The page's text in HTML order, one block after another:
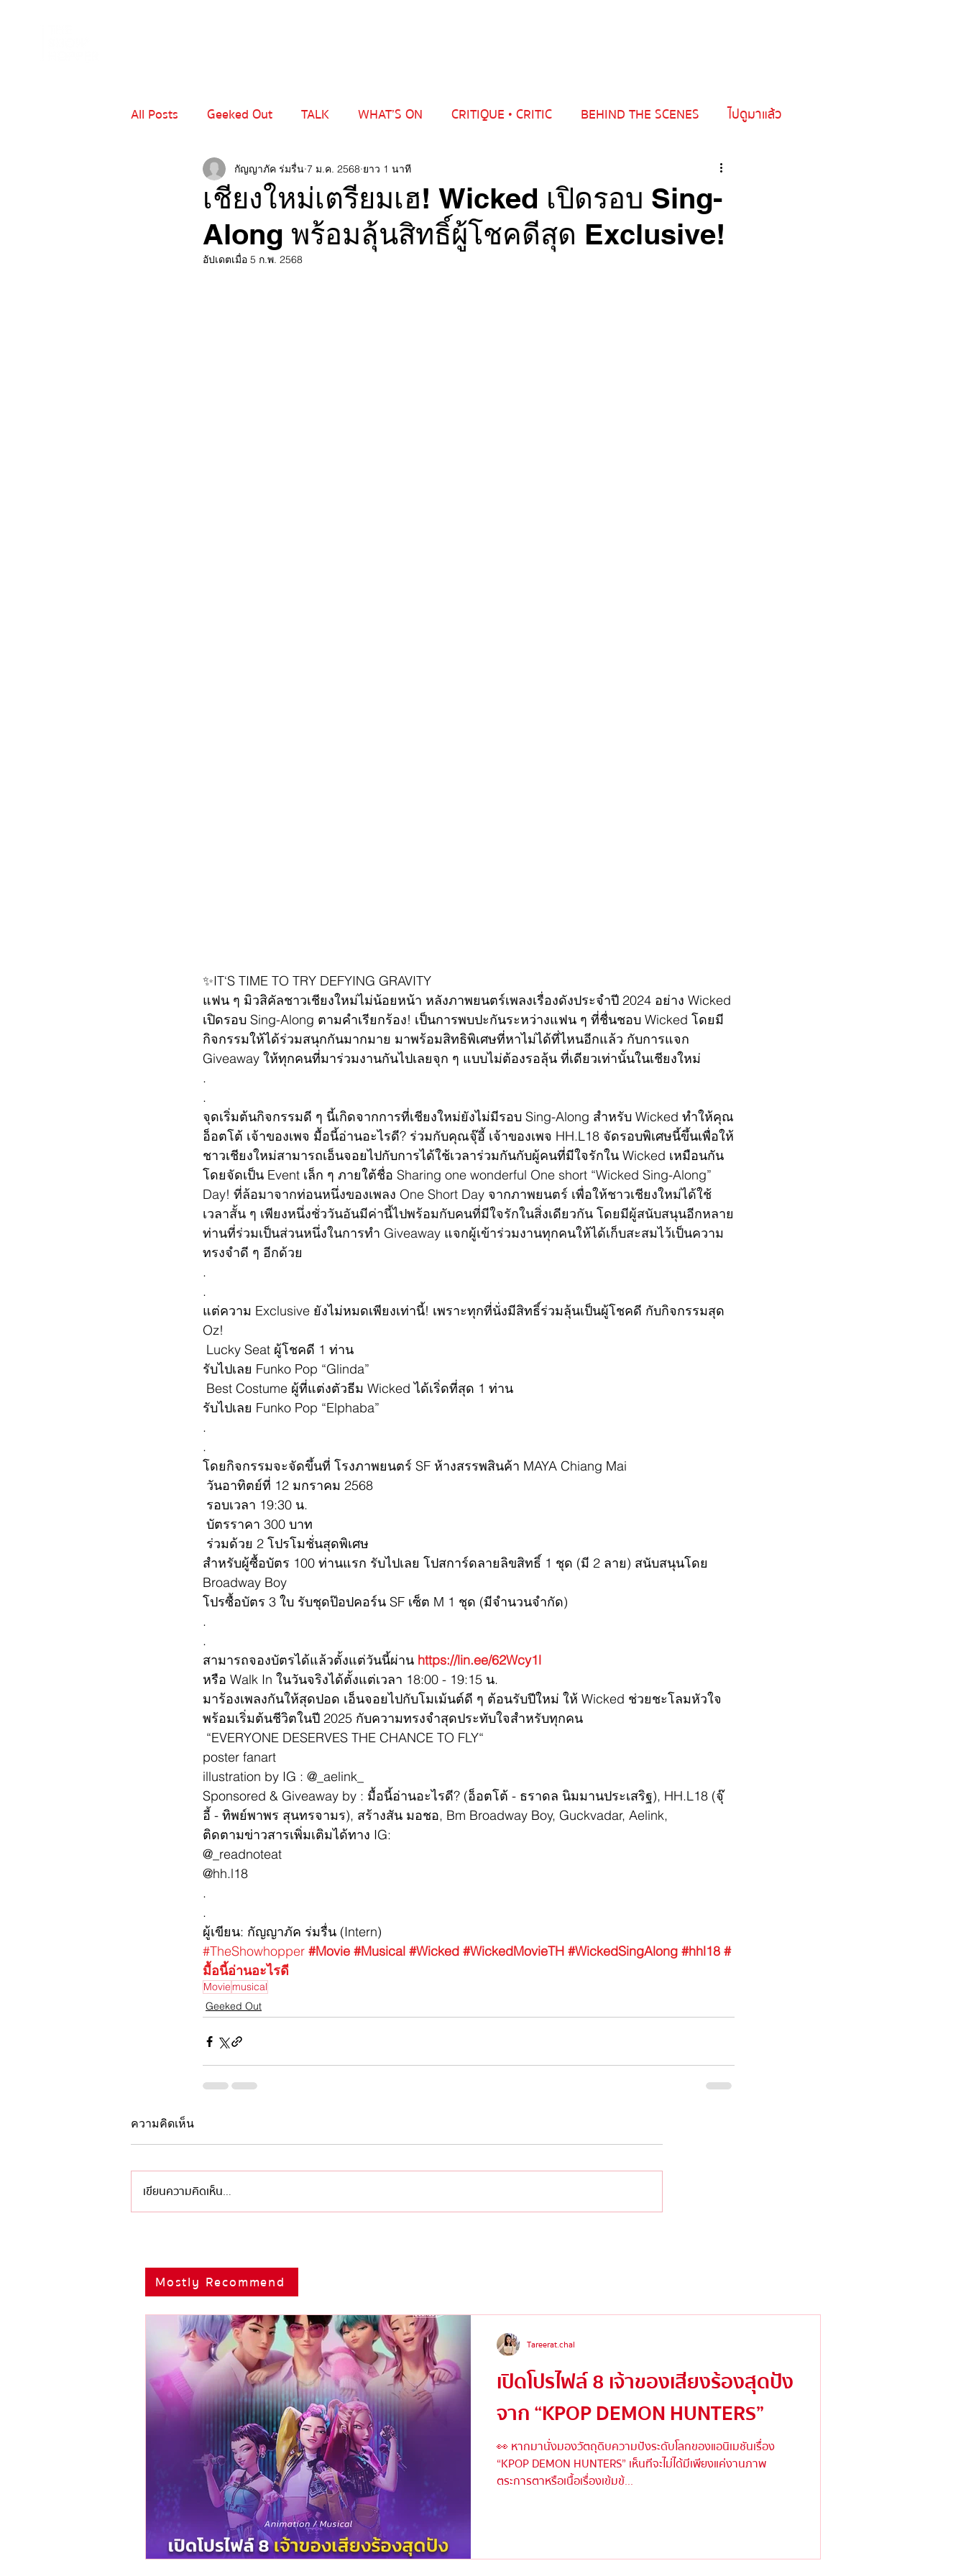
All Posts Geeked Out TALK WHAT’S ON CRITIQUE • CRITIC BEHIND THE SCENES ไปดูมาแล้ว
MIND - CRAFT เปิดโปร
เชียงใหม่เตรียมเฮ! Wicked เปิดรอบ Sing-
Along พร้อมลุ้นสิทธิ์ผู้โชคดีสุด Exclusive!
กัญญาภัค ร่มรื่น 7 ม.ค. 2568 ยาว 1 นาที
อัปเดตเมื่อ 5 ก.พ. 2568
✨IT‘S TIME TO TRY DEFYING GRAVITY
แฟน ๆ มิวสิคัลชาวเชียงใหม่ไม่น้อยหน้า หลังภาพยนตร์เพลงเรื่องดังประจำปี 2024 อย่าง Wicked
เปิดรอบ Sing-Along ตามคำเรียกร้อง! เป็นการพบปะกันระหว่างแฟน ๆ ที่ชื่นชอบ Wicked โดยมี
กิจกรรมให้ได้ร่วมสนุกกันมากมาย มาพร้อมสิทธิพิเศษที่หาไม่ได้ที่ไหนอีกแล้ว กับการแจก
Giveaway ให้ทุกคนที่มาร่วมงานกันไปเลยจุก ๆ แบบไม่ต้องรอลุ้น ที่เดียวเท่านั้นในเชียงใหม่
.
.
จุดเริ่มต้นกิจกรรมดี ๆ นี้เกิดจากการที่เชียงใหม่ยังไม่มีรอบ Sing-Along สำหรับ Wicked ทำให้คุณ
อ็อตโต้ เจ้าของเพจ มื้อนี้อ่านอะไรดี? ร่วมกับคุณจุ๊อี้ เจ้าของเพจ HH.L18 จัดรอบพิเศษนี้ขึ้นเพื่อให้
ชาวเชียงใหม่สามารถเอ็นจอยไปกับการได้ใช้เวลาร่วมกันกับผู้คนที่มีใจรักใน Wicked เหมือนกัน
โดยจัดเป็น Event เล็ก ๆ ภายใต้ชื่อ Sharing one wonderful One short “Wicked Sing-Along”
Day! ที่ล้อมาจากท่อนหนึ่งของเพลง One Short Day จากภาพยนตร์ เพื่อให้ชาวเชียงใหม่ได้ใช้
เวลาสั้น ๆ เพียงหนึ่งชั่ววันอันมีค่านี้ไปพร้อมกับคนที่มีใจรักในสิ่งเดียวกัน โดยมีผู้สนับสนุนอีกหลาย
ท่านที่ร่วมเป็นส่วนหนึ่งในการทำ Giveaway แจกผู้เข้าร่วมงานทุกคนให้ได้เก็บสะสมไว้เป็นความ
ทรงจำดี ๆ อีกด้วย
.
.
แต่ความ Exclusive ยังไม่หมดเพียงเท่านี้! เพราะทุกที่นั่งมีสิทธิ์ร่วมลุ้นเป็นผู้โชคดี กับกิจกรรมสุด
Oz!
Lucky Seat ผู้โชคดี 1 ท่าน
รับไปเลย Funko Pop “Glinda”
Best Costume ผู้ที่แต่งตัวธีม Wicked ได้เริ่ดที่สุด 1 ท่าน
รับไปเลย Funko Pop “Elphaba”
.
.
โดยกิจกรรมจะจัดขึ้นที่ โรงภาพยนตร์ SF ห้างสรรพสินค้า MAYA Chiang Mai
วันอาทิตย์ที่ 12 มกราคม 2568
รอบเวลา 19:30 น.
บัตรราคา 300 บาท
ร่วมด้วย 2 โปรโมชั่นสุดพิเศษ
สำหรับผู้ซื้อบัตร 100 ท่านแรก รับไปเลย โปสการ์ดลายลิขสิทธิ์ 1 ชุด (มี 2 ลาย) สนับสนุนโดย
Broadway Boy
โปรซื้อบัตร 3 ใบ รับชุดป๊อปคอร์น SF เซ็ต M 1 ชุด (มีจำนวนจำกัด)
.
.
สามารถจองบัตรได้แล้วตั้งแต่วันนี้ผ่าน https://lin.ee/62Wcy1l
หรือ Walk In ในวันจริงได้ตั้งแต่เวลา 18:00 - 19:15 น.
มาร้องเพลงกันให้สุดปอด เอ็นจอยไปกับโมเม้นต์ดี ๆ ต้อนรับปีใหม่ ให้ Wicked ช่วยชะโลมหัวใจ
พร้อมเริ่มต้นชีวิตในปี 2025 กับความทรงจำสุดประทับใจสำหรับทุกคน
“EVERYONE DESERVES THE CHANCE TO FLY“
poster fanart
illustration by IG : @_aelink_
Sponsored & Giveaway by : มื้อนี้อ่านอะไรดี? (อ็อตโต้ - ธราดล นิมมานประเสริฐ), HH.L18 (จุ๊
อี้ - ทิพย์พาพร สุนทรจามร), สร้างสัน มอชอ, Bm Broadway Boy, Guckvadar, Aelink,
ติดตามข่าวสารเพิ่มเติมได้ทาง IG:
@_readnoteat
@hh.l18
.
.
ผู้เขียน: กัญญาภัค ร่มรื่น (Intern)
#TheShowhopper #Movie #Musical #Wicked #WickedMovieTH #WickedSingAlong #hhl18 #
มื้อนี้อ่านอะไรดี
Moviemusical
Geeked Out
ความคิดเห็น
เขียนความคิดเห็น…
เปิดโปรไฟล์ 8 เจ้าของเสียงร้องสุดปัง
จาก “KPOP DEMON HUNTERS”
👀 หากมานั่งมองวัตถุดิบความปังระดับโลกของแอนิเมชันเรื่อง
“KPOP DEMON HUNTERS” เห็นทีจะไม่ได้มีเพียงแค่งานภาพ
ตระการตาหรือเนื้อเรื่องเข้มข้...
Tareerat.chal
Mostly Recommend